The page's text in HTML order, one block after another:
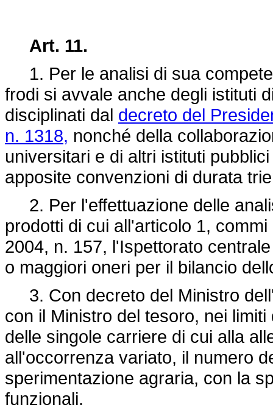
Art. 11.
1. Per le analisi di sua
frodi si avvale anche degli istituti
disciplinati dal decreto del
n. 1318, nonché della
universitari e di altri istituti
apposite convenzioni di durata
2. Per l'effettuazione delle
prodotti di cui all'articolo 1,
2004, n. 157, l'Ispettorato
o maggiori oneri per il bilancio
3. Con decreto del Ministro
con il Ministro del tesoro, nei
delle singole carriere di cui alla
all'occorrenza variato, il numero
sperimentazione agraria, con la
funzionali.